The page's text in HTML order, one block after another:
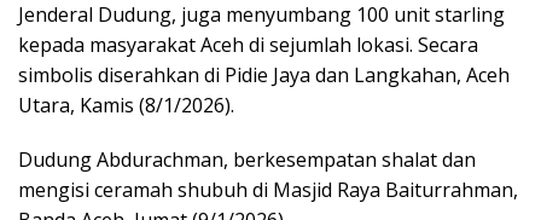
Jenderal Dudung, juga menyumbang 100 unit starling
kepada masyarakat Aceh di sejumlah lokasi. Secara
simbolis diserahkan di Pidie Jaya dan Langkahan, Aceh
Utara, Kamis (8/1/2026).
Dudung Abdurachman, berkesempatan shalat dan
mengisi ceramah shubuh di Masjid Raya Baiturrahman,